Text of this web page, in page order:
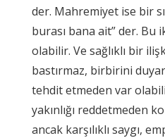
der. Mahremiyet ise bir
burası bana ait” der. Bu
olabilir. Ve sağlıklı bir
bastırmaz, birbirini
tehdit etmeden var
yakınlığı reddetmeden
ancak karşılıklı saygı,